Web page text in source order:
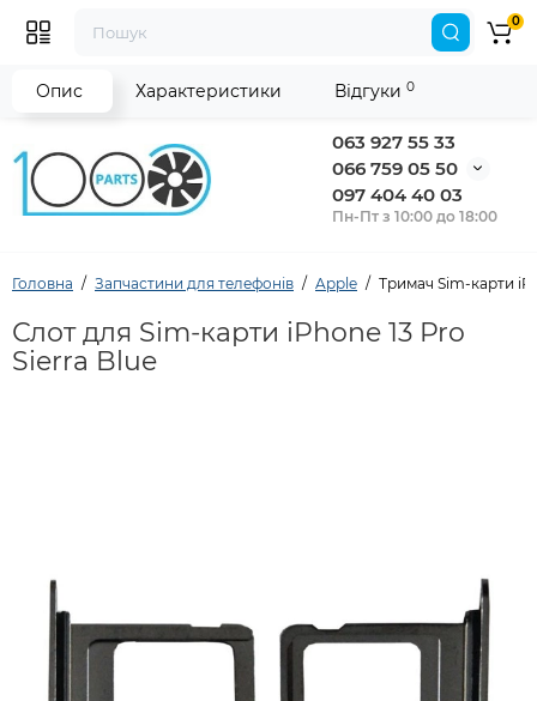
063 927 55 33
066 759 05 50
097 404 40 03
Пн-Пт з 10:00 до 18:00
0
Головна Запчастини для телефонів Apple Тримач Sim-карти
Слот для Sim-карти iPhone 13 Pro
Sierra Blue
Опис Характеристики Відгуки 0